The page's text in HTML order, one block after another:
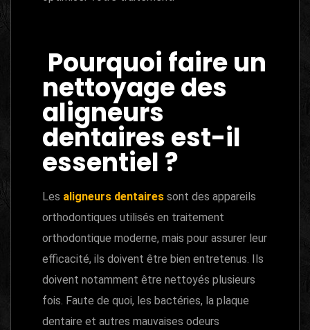
Pourquoi faire un
nettoyage des
aligneurs
dentaires est-il
essentiel ?
Les aligneurs dentaires sont des appareils
orthodontiques utilisés en traitement
orthodontique moderne, mais pour assurer leur
efficacité, ils doivent être bien entretenus. Ils
doivent notamment être nettoyés plusieurs
fois. Faute de quoi, les bactéries, la plaque
dentaire et autres mauvaises odeurs